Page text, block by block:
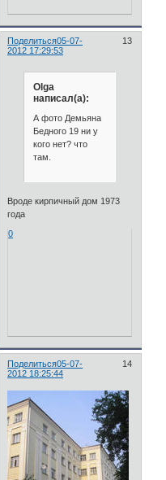
Поделиться 13
05-07-
2012 17:29:53
Olga
написал(а):
А фото Демьяна
Бедного 19 ни у
кого нет? что
там.
Вроде кирпичный дом 1973
года
0
Поделиться 14
05-07-
2012 18:25:44